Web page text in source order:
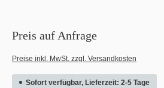
Preis auf Anfrage
Preise inkl. MwSt. zzgl. Versandkosten
Sofort verfügbar, Lieferzeit: 2-5 Tage